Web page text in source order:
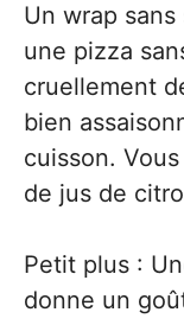
Un wrap sans
une pizza
cruellement
bien
cuisson.
de jus de
Petit plus :
donne un